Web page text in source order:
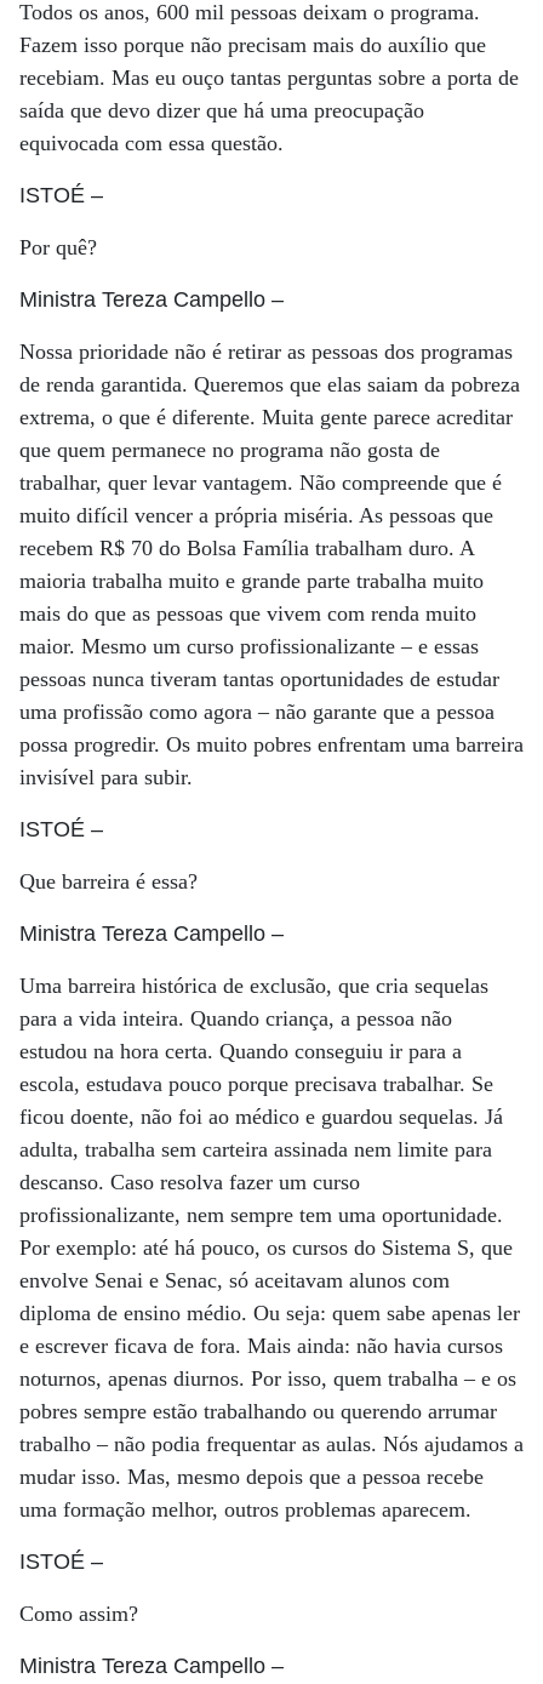
Todos os anos, 600 mil pessoas deixam o programa.
Fazem isso porque não precisam mais do auxílio que
recebiam. Mas eu ouço tantas perguntas sobre a porta de
saída que devo dizer que há uma preocupação
equivocada com essa questão.
ISTOÉ –
Por quê?
Ministra Tereza Campello –
Nossa prioridade não é retirar as pessoas dos programas
de renda garantida. Queremos que elas saiam da pobreza
extrema, o que é diferente. Muita gente parece acreditar
que quem permanece no programa não gosta de
trabalhar, quer levar vantagem. Não compreende que é
muito difícil vencer a própria miséria. As pessoas que
recebem R$ 70 do Bolsa Família trabalham duro. A
maioria trabalha muito e grande parte trabalha muito
mais do que as pessoas que vivem com renda muito
maior. Mesmo um curso profissionalizante – e essas
pessoas nunca tiveram tantas oportunidades de estudar
uma profissão como agora – não garante que a pessoa
possa progredir. Os muito pobres enfrentam uma barreira
invisível para subir.
ISTOÉ –
Que barreira é essa?
Ministra Tereza Campello –
Uma barreira histórica de exclusão, que cria sequelas
para a vida inteira. Quando criança, a pessoa não
estudou na hora certa. Quando conseguiu ir para a
escola, estudava pouco porque precisava trabalhar. Se
ficou doente, não foi ao médico e guardou sequelas. Já
adulta, trabalha sem carteira assinada nem limite para
descanso. Caso resolva fazer um curso
profissionalizante, nem sempre tem uma oportunidade.
Por exemplo: até há pouco, os cursos do Sistema S, que
envolve Senai e Senac, só aceitavam alunos com
diploma de ensino médio. Ou seja: quem sabe apenas ler
e escrever ficava de fora. Mais ainda: não havia cursos
noturnos, apenas diurnos. Por isso, quem trabalha – e os
pobres sempre estão trabalhando ou querendo arrumar
trabalho – não podia frequentar as aulas. Nós ajudamos a
mudar isso. Mas, mesmo depois que a pessoa recebe
uma formação melhor, outros problemas aparecem.
ISTOÉ –
Como assim?
Ministra Tereza Campello –